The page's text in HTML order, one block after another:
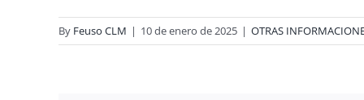
By Feuso CLM | 10 de enero de 2025 | OTRAS